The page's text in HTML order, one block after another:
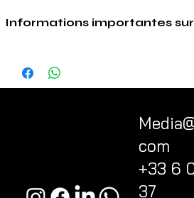
Informations importantes sur
En achetant ce site, vous bénéficiez
l’adaptation du site à votre
la modification des couleurs
le remplacement des images par
l’adaptation des textes selon
de la structure existante ;
com
+33 6
37